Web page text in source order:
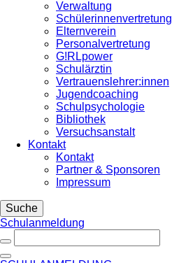
Verwaltung
Schülerinnenvertretung
Elternverein
Personalvertretung
G!RLpower
Schulärztin
Vertrauenslehrer:innen
Jugendcoaching
Schulpsychologie
Bibliothek
Versuchsanstalt
Kontakt
Kontakt
Partner & Sponsoren
Impressum
Suche
Schulanmeldung